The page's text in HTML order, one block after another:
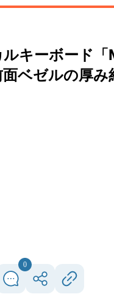
ルキーボード
ベゼルの厚み
0